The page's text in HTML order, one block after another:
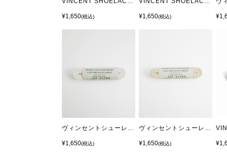
¥1,650(税込) ¥1,650(税込)
ヴィンセントシューレース/VINCENT SHOELACE JAY RIVER White
¥1,650(税込)
ヴィンセントシューレース/VINCENT SHOELACE JAY RIVER Ivory
¥1,650(税込)